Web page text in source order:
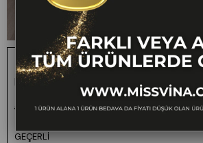
Trend Model İçi Astarlı Düğmeli Yelek &
Etek Takım 1205
₺3.600,00 ₺1.799,00 50
GEÇERLİ